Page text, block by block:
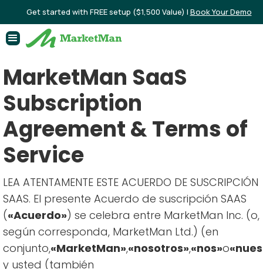
Get started with FREE setup ($1,500 Value) | Book Your Demo
MarketMan SaaS
Subscription
Agreement & Terms of
Service
LEA ATENTAMENTE ESTE ACUERDO DE SUSCRIPCIÓN
SAAS. El presente Acuerdo de suscripción SAAS
(«Acuerdo») se celebra entre MarketMan Inc. (o,
según corresponda, MarketMan Ltd.) (en
conjunto,«MarketMan»,«nosotros»,«nos»o
y usted (también